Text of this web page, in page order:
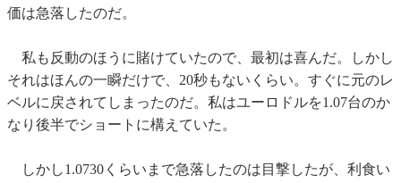
価は急落したのだ。
私も反動のほうに賭けていたので、最初は喜んだ。しかし
それはほんの一瞬だけで、20秒もないくらい。すぐに元のレ
ベルに戻されてしまったのだ。私はユーロドルを1.07台のか
なり後半でショートに構えていた。
しかし1.0730くらいまで急落したのは目撃したが、利食い